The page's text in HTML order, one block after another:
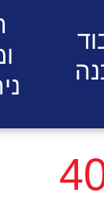
תעשייתי 40